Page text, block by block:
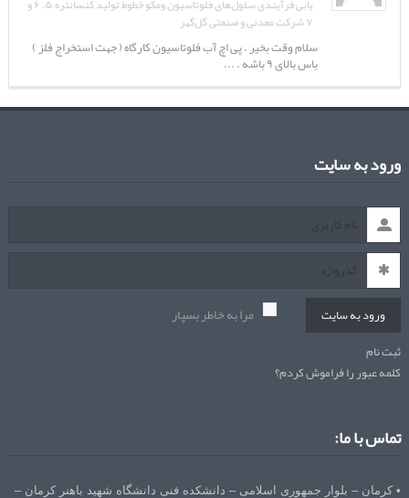
یابی فرآیندی سلول‌های فلوتاسیون ومکو خطوط تولید کنسانتره ۵، ۶ و
۷ شرکت معدنی و صنعتی گل‌گهر
سلام وقت بخیر . پی اچ آب فلوتاسیون کارگاه ( جهت استخراج فلز )
باس بالای ۹ باشه . ...
ورود به سایت
ورود به سایت مرا به خاطر بسپار
ثبت نام
کلمه عبور را فراموش کردم؟
تماس با ما:
• کرمان – بلوار جمهوری اسلامی – دانشکده فنی دانشگاه شهید باهنر کرمان –